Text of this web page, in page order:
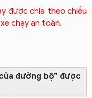
được chia theo chiều
chạy an toàn.
đường bộ” được